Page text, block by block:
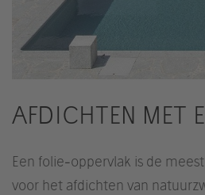
AFDICHTEN MET
Een folie-oppervlak is de
voor het afdichten van